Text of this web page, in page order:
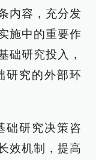
内容，充分发
施中的重要作
础研究投入，
研究的外部环
础研究决策咨
效机制，提高